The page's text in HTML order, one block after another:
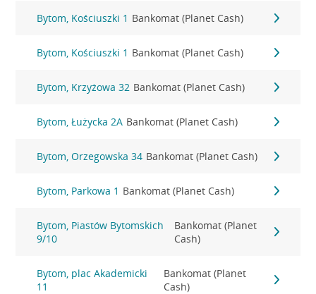
Bytom, Kościuszki 1 Bankomat (Planet Cash)
Bytom, Kościuszki 1 Bankomat (Planet Cash)
Bytom, Krzyżowa 32 Bankomat (Planet Cash)
Bytom, Łużycka 2A Bankomat (Planet Cash)
Bytom, Orzegowska 34 Bankomat (Planet Cash)
Bytom, Parkowa 1 Bankomat (Planet Cash)
Bytom, Piastów Bytomskich
9/10
Bankomat (Planet
Cash)
Bytom, plac Akademicki
11
Bankomat (Planet
Cash)